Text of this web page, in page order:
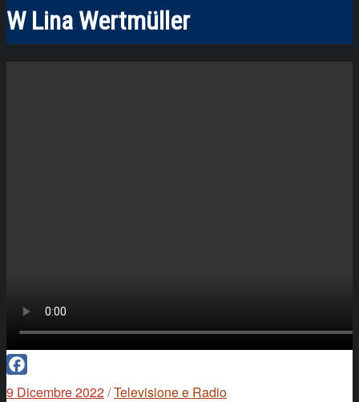
W Lina Wertmüller
Facebook
9 Dicembre 2022/Televisione e Radio